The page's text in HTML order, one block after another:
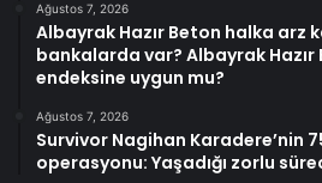
Ağustos 7, 2026
Albayrak Hazır Beton halka arz
bankalarda var? Albayrak Hazır
endeksine uygun mu?
Ağustos 7, 2026
Survivor Nagihan Karadere’nin
operasyonu: Yaşadığı zorlu